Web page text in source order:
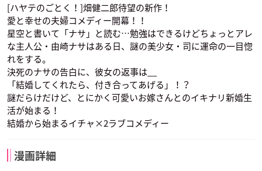
[ハヤテのごとく！]畑健二郎待望の新作！
愛と幸せの夫婦コメディー開幕！！
星空と書いて「ナサ」と読む…勉強はできるけどちょっとアレ
な主人公・由崎ナサはある日、謎の美少女・司に運命の一目惚
れをする。
決死のナサの告白に、彼女の返事は__
「結婚してくれたら、付き合ってあげる」！？
謎だらけだけど、とにかく可愛いお嫁さんとのイキナリ新婚生
活が始まる！
結婚から始まるイチャ×2ラブコメディー
漫画詳細